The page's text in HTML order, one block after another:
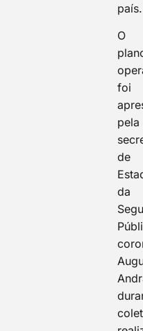
país.
O
foi
pela
de
da